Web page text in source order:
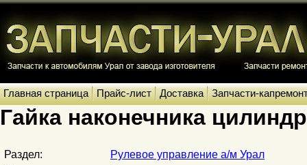
Главная страница Прайс-лист Доставка Запчасти-
Гайка наконечника
Раздел:
Рулевое управление а/м Урал